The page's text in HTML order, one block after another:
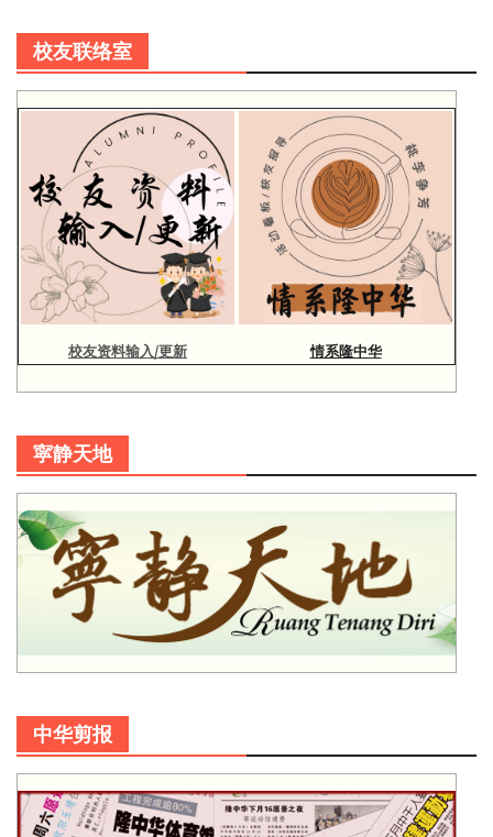
校友联络室
校友资料输入/更新 情系隆中华
寜静天地
中华剪报